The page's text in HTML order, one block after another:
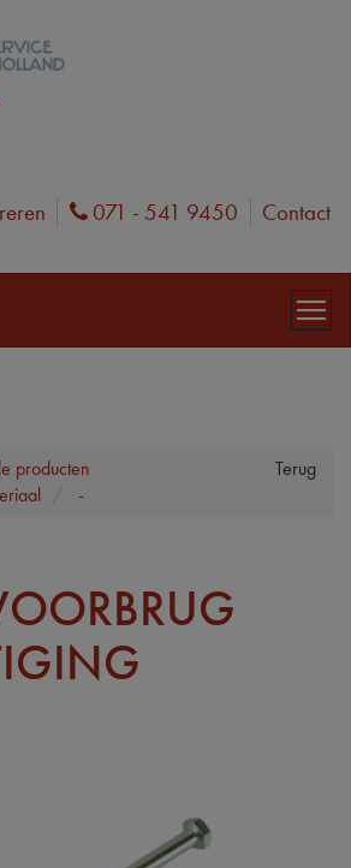
Phone
071 - 541 9450
Contact
Terug
producten
-